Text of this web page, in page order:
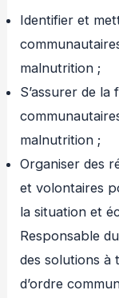
Identifier et
malnutrition ;
S’assurer de
malnutrition ;
Organiser des
et volontaires
la situation et
Responsable
des solutions à
d’ordre